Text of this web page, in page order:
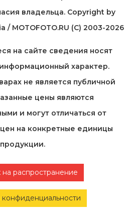
владельца. Copyright by
/ MOTOFOTO.RU (C) 2003-2026
на cайте сведения носят
характер.
не является публичной
цены являются
и могут отличаться от
на конкретные единицы
продукции.
на распространение
конфиденциальности